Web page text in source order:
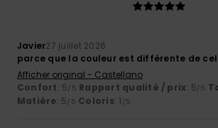
Javier27 juillet 2026
parce que la couleur est différente de
Afficher original - Castellano
Confort: 5/5 Rapport qualité / prix: 5/5
Matière: 5/5 Coloris: 1 /5